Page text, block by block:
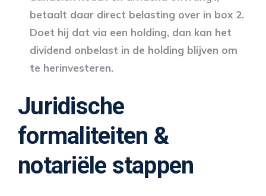
betaalt daar direct belasting over in box 2.
Doet hij dat via een holding, dan kan het
dividend onbelast in de holding blijven om
te herinvesteren.
Juridische
formaliteiten &
notariële stappen